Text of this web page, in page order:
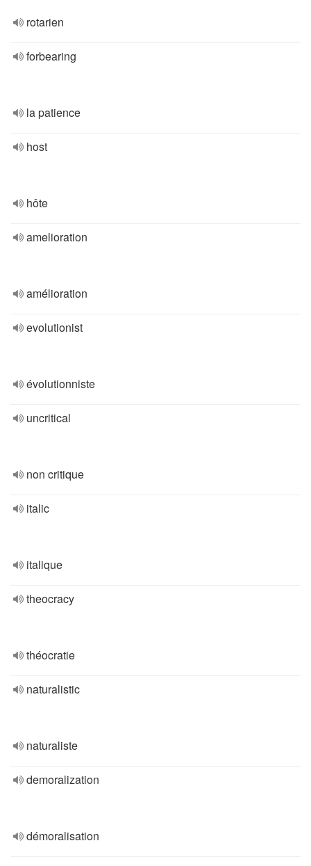
rotarien
forbearing
la patience
host
hôte
amelioration
amélioration
evolutionist
évolutionniste
uncritical
non critique
italic
italique
theocracy
théocratie
naturalistic
naturaliste
demoralization
démoralisation